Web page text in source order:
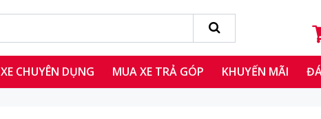
XE CHUYÊN DỤNG MUA XE TRẢ GÓP KHUYẾN MÃI